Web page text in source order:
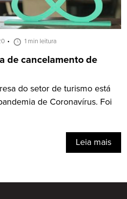
1 min leitura
de cancelamento de
do setor de turismo está
de Coronavírus. Foi
Leia mais